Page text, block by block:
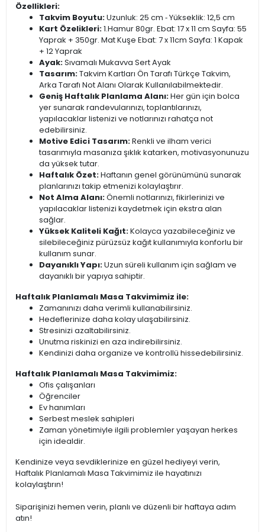
Özellikleri:
Takvim Boyutu:Uzunluk: 25 cm ‐ Yükseklik: 12,5 cm
Kart Özelikleri:1.Hamur 80gr. Ebat: 17 x 11 cm Sayfa: 55
Yaprak + 350gr. Mat Kuşe Ebat: 7 x 11cm Sayfa: 1 Kapak
+ 12 Yaprak
Ayak:Sıvamalı Mukavva Sert Ayak
Tasarım:Takvim Kartları Ön Tarafı Türkçe Takvim,
Arka Tarafı Not Alanı Olarak Kullanılabilmektedir.
Geniş Haftalık Planlama Alanı:Her gün için bolca
yer sunarak randevularınızı, toplantılarınızı,
yapılacaklar listenizi ve notlarınızı rahatça not
edebilirsiniz.
Motive Edici Tasarım:Renkli ve ilham verici
tasarımıyla masanıza şıklık katarken, motivasyonunuzu
da yüksek tutar.
Haftalık Özet:Haftanın genel görünümünü sunarak
planlarınızı takip etmenizi kolaylaştırır.
Not Alma Alanı:Önemli notlarınızı, fikirlerinizi ve
yapılacaklar listenizi kaydetmek için ekstra alan
sağlar.
Yüksek Kaliteli Kağıt:Kolayca yazabileceğiniz ve
silebileceğiniz pürüzsüz kağıt kullanımıyla konforlu bir
kullanım sunar.
Dayanıklı Yapı:Uzun süreli kullanım için sağlam ve
dayanıklı bir yapıya sahiptir.
Haftalık Planlamalı Masa Takvimimiz ile:
Zamanınızı daha verimli kullanabilirsiniz.
Hedeflerinize daha kolay ulaşabilirsiniz.
Stresinizi azaltabilirsiniz.
Unutma riskinizi en aza indirebilirsiniz.
Kendinizi daha organize ve kontrollü hissedebilirsiniz.
Haftalık Planlamalı Masa Takvimimiz:
Ofis çalışanları
Öğrenciler
Ev hanımları
Serbest meslek sahipleri
Zaman yönetimiyle ilgili problemler yaşayan herkes
için idealdir.
Kendinize veya sevdiklerinize en güzel hediyeyi verin,
Haftalık Planlamalı Masa Takvimimiz ile hayatınızı
kolaylaştırın!
Siparişinizi hemen verin, planlı ve düzenli bir haftaya adım
atın!